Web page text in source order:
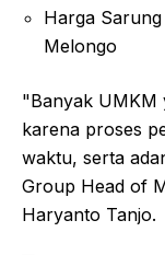
Harga
Melongo
"Banyak UMKM
karena proses
waktu, serta
Group Head of
Haryanto Tanjo.